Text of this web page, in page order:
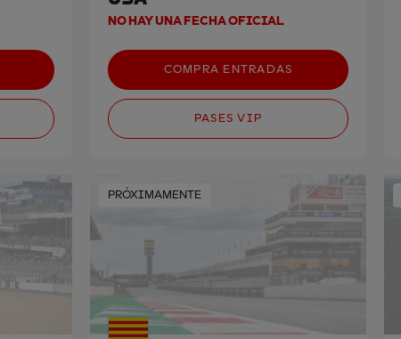
NO HAY UNA FECHA OFICIAL
COMPRA ENTRADAS
PASES VIP
PRÓXIMAMENTE